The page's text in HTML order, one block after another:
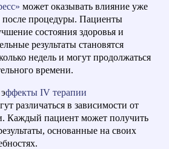
становятся более способными
задачами и чувствуют
и сосредоточенными.
уже через несколько
и продолжаются в течение
может оказывать влияние уже
после процедуры. Пациенты
состояния здоровья и
результаты становятся
недель и могут продолжаться
времени.
ффекты IV терапии
различаться в зависимости от
Каждый пациент может получить
основанные на своих